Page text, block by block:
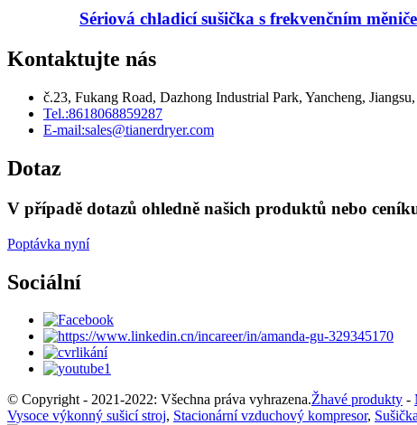
Sériová chladicí sušička s frekvenčním
Kontaktujte nás
č.23, Fukang Road, Dazhong Industrial Park, Yancheng,
Tel.:8618068859287
E-mail:sales@tianerdryer.com
Dotaz
V případě dotazů ohledně našich produktů nebo
Poptávka nyní
Sociální
© Copyright - 2021-2022: Všechna práva vyhrazena.Žhavé produkty -
Vysoce výkonný sušicí stroj, Stacionární vzduchový kompresor,